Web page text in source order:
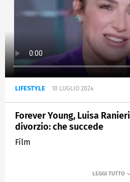
LIFESTYLE 10 LUGLIO 2024
Forever Young, Luisa
divorzio: che succede
Film